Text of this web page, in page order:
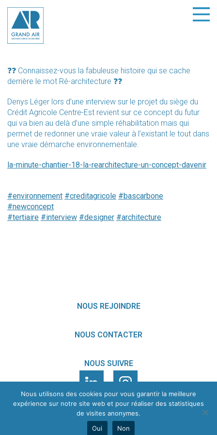
❓❓ Connaissez-vous la fabuleuse histoire qui se cache
derrière le mot Ré-architecture ❓❓
Denys Léger lors d’une interview sur le projet du siège du
Crédit Agricole Centre-Est revient sur ce concept du futur
qui va bien au delà d’une simple réhabilitation mais qui
permet de redonner une vraie valeur à l’existant le tout dans
une vraie démarche environnementale.
la-minute-chantier-18-la-rearchitecture-un-concept-davenir
#environnement #creditagricole #bascarbone
#newconcept
#tertiaire #interview #designer #architecture
NOUS REJOINDRE
NOUS CONTACTER
NOUS SUIVRE
MENTIONS LÉGALESDONNÉES PERSONNELLES
Nous utilisons des cookies pour vous garantir la meilleure
expérience sur notre site web et pour réaliser des statistiques
de visites anonymes.
Oui
Non